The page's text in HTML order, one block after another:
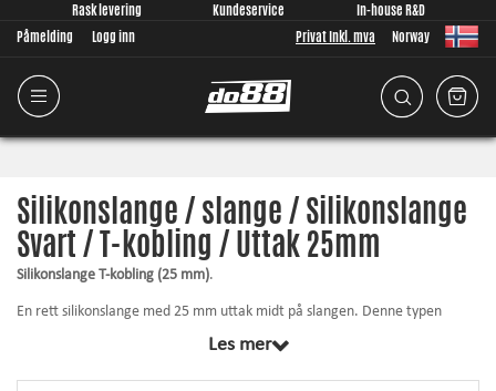
Rask levering Kundeservice
In-house R&D
Påmelding
Logg inn Privat Inkl. mva Norway
Silikonslange / slange / Silikonslange
Svart / T-kobling / Uttak 25mm
Silikonslange T-kobling (25 mm).
En rett silikonslange med 25 mm uttak midt på slangen. Denne typen
Les mer